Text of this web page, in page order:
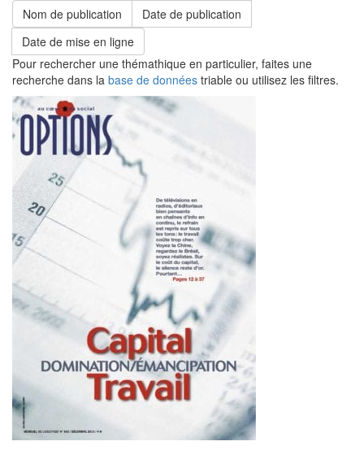
Nom de publication
Date de publication
Date de mise en ligne
Pour rechercher une thémathique en particulier, faites une
recherche dans la base de données triable ou utilisez les filtres.